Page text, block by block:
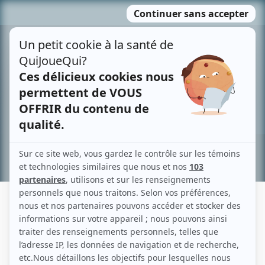
MENU
contenu
Recherche avancée »
GILBERT GOTTFRIED
Liens
Fiche de Gilbert Gottfried sur Showbizz.net